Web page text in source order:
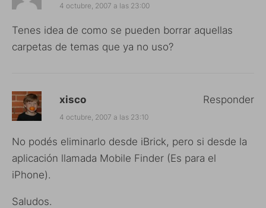
4 octubre, 2007 a las 23:00
Tenes idea de como se pueden borrar aquellas
carpetas de temas que ya no uso?
xisco
4 octubre, 2007 a las 23:10
No podés eliminarlo desde iBrick, pero si desde la
aplicación llamada Mobile Finder (Es para el
iPhone).
Saludos.
Responder